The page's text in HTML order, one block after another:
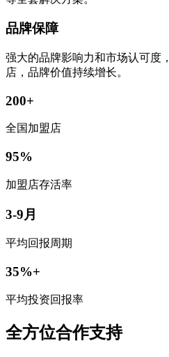
品牌保障
强大的品牌影响力和市场认可度
店，品牌价值持续增长。
200+
全国加盟店
95%
加盟店存活率
3-9月
平均回报周期
35%+
平均投资回报率
全方位合作支持